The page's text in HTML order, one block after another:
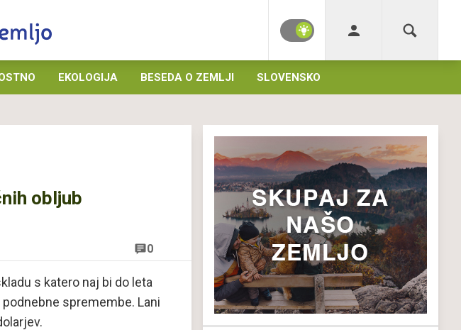
EKOLOGIJA BESEDA O ZEMLJI SLOVENSKO
obljub
0
s katero naj bi do leta
spremembe. Lani